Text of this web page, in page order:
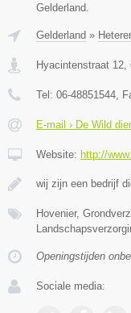
Gelderland.
Gelderland »
Hyacintenstraat 12
Tel: 06-48851544 ,
E-mail › De Wild
Website: http://
wij zijn een bedrijf
Hovenier,
Openingstijden
Sociale media: